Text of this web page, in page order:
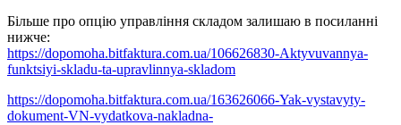
Більше про опцію управління складом залишаю в посиланні
нижче:
https://dopomoha.bitfaktura.com.ua/106626830-Aktyvuvannya-
funktsiyi-skladu-ta-upravlinnya-skladom
https://dopomoha.bitfaktura.com.ua/163626066-Yak-vystavyty-
dokument-VN-vydatkova-nakladna-